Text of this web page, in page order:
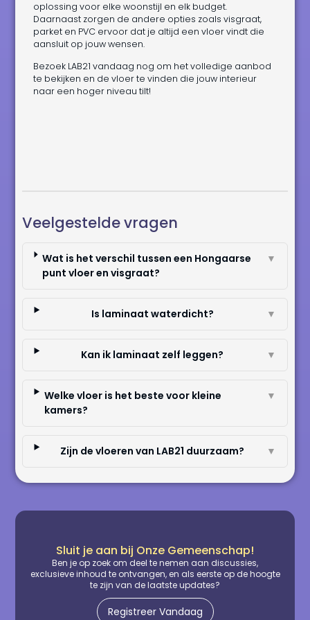
oplossing voor elke woonstijl en elk budget.
Daarnaast zorgen de andere opties zoals visgraat,
parket en PVC ervoor dat je altijd een vloer vindt die
aansluit op jouw wensen.
Bezoek LAB21 vandaag nog om het volledige aanbod
te bekijken en de vloer te vinden die jouw interieur
naar een hoger niveau tilt!
Veelgestelde vragen
Wat is het verschil tussen een Hongaarse
punt vloer en visgraat?
▼
Is laminaat waterdicht? ▼
Kan ik laminaat zelf leggen? ▼
Welke vloer is het beste voor kleine
kamers?
▼
Zijn de vloeren van LAB21 duurzaam? ▼
Sluit je aan bij Onze Gemeenschap!
Ben je op zoek om deel te nemen aan discussies,
exclusieve inhoud te ontvangen, en als eerste op de hoogte
te zijn van de laatste updates?
Registreer Vandaag